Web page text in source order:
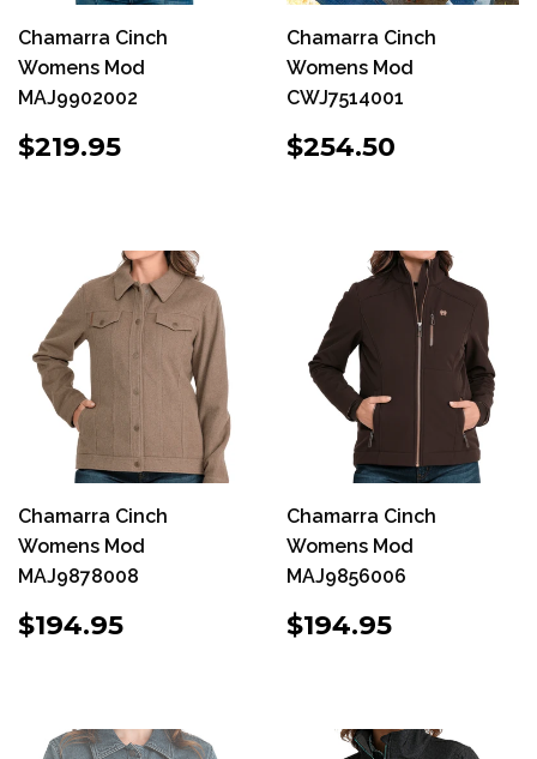
Chamarra Cinch
Womens Mod
MAJ9902002
PRECIO
HABITUAL
$219.95
Chamarra Cinch
Womens Mod
CWJ7514001
PRECIO
HABITUAL
$254.50
Chamarra Cinch
Womens Mod
MAJ9878008
PRECIO
HABITUAL
$194.95
Chamarra Cinch
Womens Mod
MAJ9856006
PRECIO
HABITUAL
$194.95